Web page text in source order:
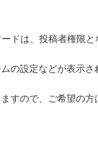
ドは、投稿者権限と
の設定などが表示さ
すので、ご希望の方